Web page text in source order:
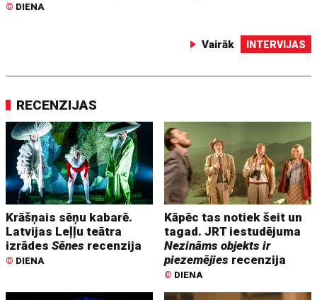
© DIENA
Vairāk INTERVIJAS
RECENZIJAS
Krāšņais sēņu kabarē.
Latvijas Leļļu teātra
izrādesSēnes recenzija
© DIENA
Kāpēc tas notiek šeit un
tagad. JRT iestudējuma
Nezināms objekts ir
piezemējies recenzija
© DIENA